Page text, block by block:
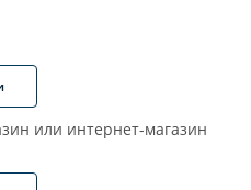
или интернет-магазин